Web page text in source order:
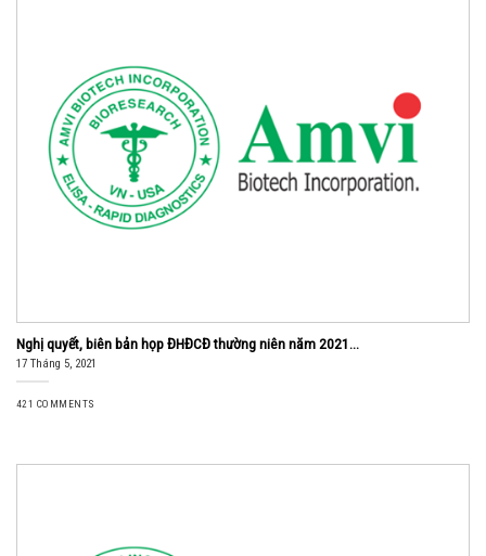
Nghị quyết, biên bản họp ĐHĐCĐ thường niên năm 2021...
17 Tháng 5, 2021
421 COMMENTS